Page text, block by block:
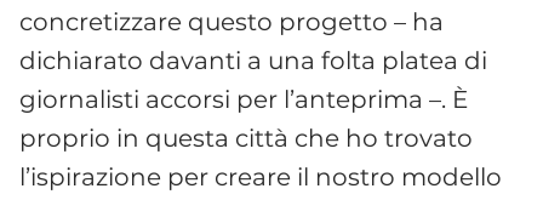
concretizzare questo progetto – ha
dichiarato davanti a una folta platea di
giornalisti accorsi per l’anteprima –. È
proprio in questa città che ho trovato
l’ispirazione per creare il nostro modello